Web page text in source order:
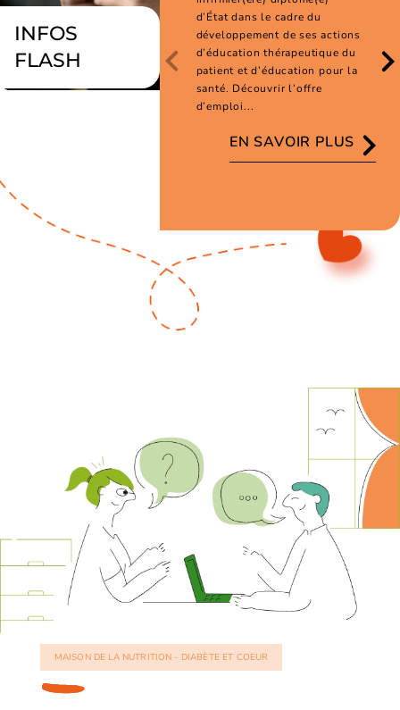
INFOS
FLASH
d’État dans le cadre du
développement de ses actions
d’éducation thérapeutique du
patient et d’éducation pour la
santé. Découvrir l’offre
d’emploi...
EN SAVOIR PLUS
MAISON DE LA NUTRITION - DIABÈTE ET COEUR